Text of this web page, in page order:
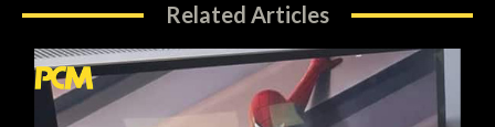
Related Articles